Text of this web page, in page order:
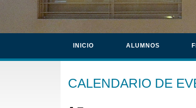
INICIO ALUMNOS
CALENDARIO DE